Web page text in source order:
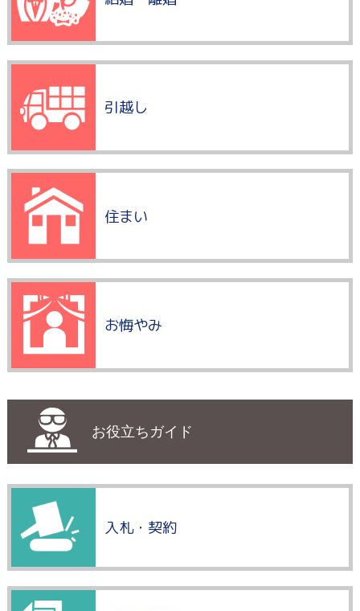
引越し
住まい
お悔やみ
お役立ちガイド
入札・契約